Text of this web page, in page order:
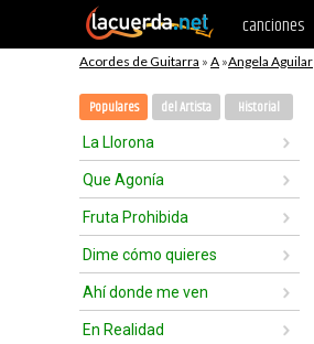
canciones
Acordes de Guitarra » A »Angela Aguilar
Populares del Artista Historial
La Llorona
Que Agonía
Fruta Prohibida
Dime cómo quieres
Ahí donde me ven
En Realidad